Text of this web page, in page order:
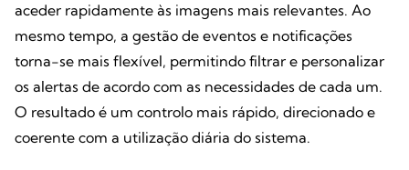
aceder rapidamente às imagens mais relevantes. Ao
mesmo tempo, a gestão de eventos e notificações
torna-se mais flexível, permitindo filtrar e personalizar
os alertas de acordo com as necessidades de cada um.
O resultado é um controlo mais rápido, direcionado e
coerente com a utilização diária do sistema.